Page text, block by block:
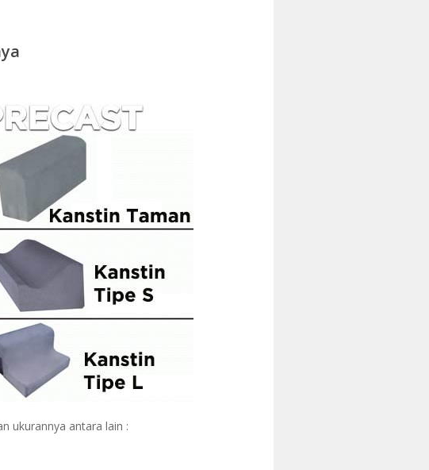
ukurannya antara lain :